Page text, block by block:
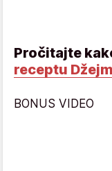
Pročitajte
receptu
BONUS VIDEO